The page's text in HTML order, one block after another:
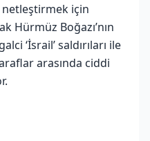
netleştirmek için
Hürmüz Boğazı’nın
‘İsrail’ saldırıları ile
arasında ciddi